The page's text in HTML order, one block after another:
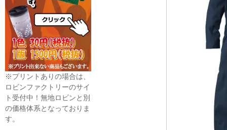
※プリントありの場合は、
ロビンファクトリーのサイ
ト受付中！無地ロビンと別
の価格体系となっておりま
す。